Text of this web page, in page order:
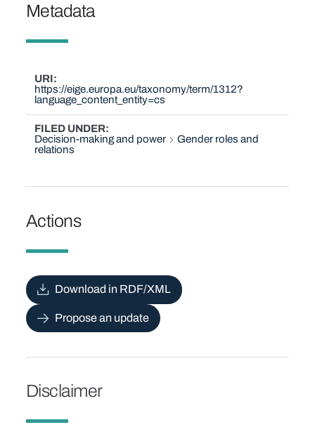
Metadata
URI
https://eige.europa.eu/taxonomy/term/1312?
language_content_entity=cs
FILED UNDER
Decision-making and power
Gender roles and
relations
Actions
Download in RDF/XML
Propose an update
Disclaimer